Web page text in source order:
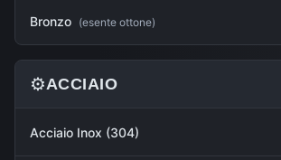
Bronzo (esente ottone)
⚙️ACCIAIO
Acciaio Inox (304)